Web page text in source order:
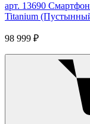
арт. 13690 Смартфон
Titanium
98 999 ₽